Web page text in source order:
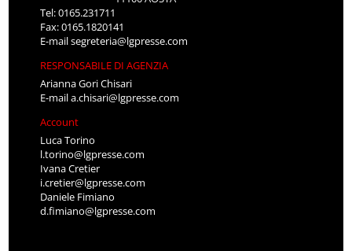
Tel: 0165.231711
Fax: 0165.1820141
E-mailsegreteria@lgpresse.com
RESPONSABILE DI AGENZIA
Arianna Gori Chisari
E-maila.chisari@lgpresse.com
Account
Luca Torino
l.torino@lgpresse.com
Ivana Cretier
i.cretier@lgpresse.com
Daniele Fimiano
d.fimiano@lgpresse.com